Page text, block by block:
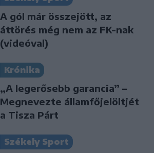
A gól már összejött, az
áttörés még nem az FK-nak
(videóval)
Krónika
„A legerősebb garancia” –
Megnevezte államfőjelöltjét
a Tisza Párt
Székely Sport